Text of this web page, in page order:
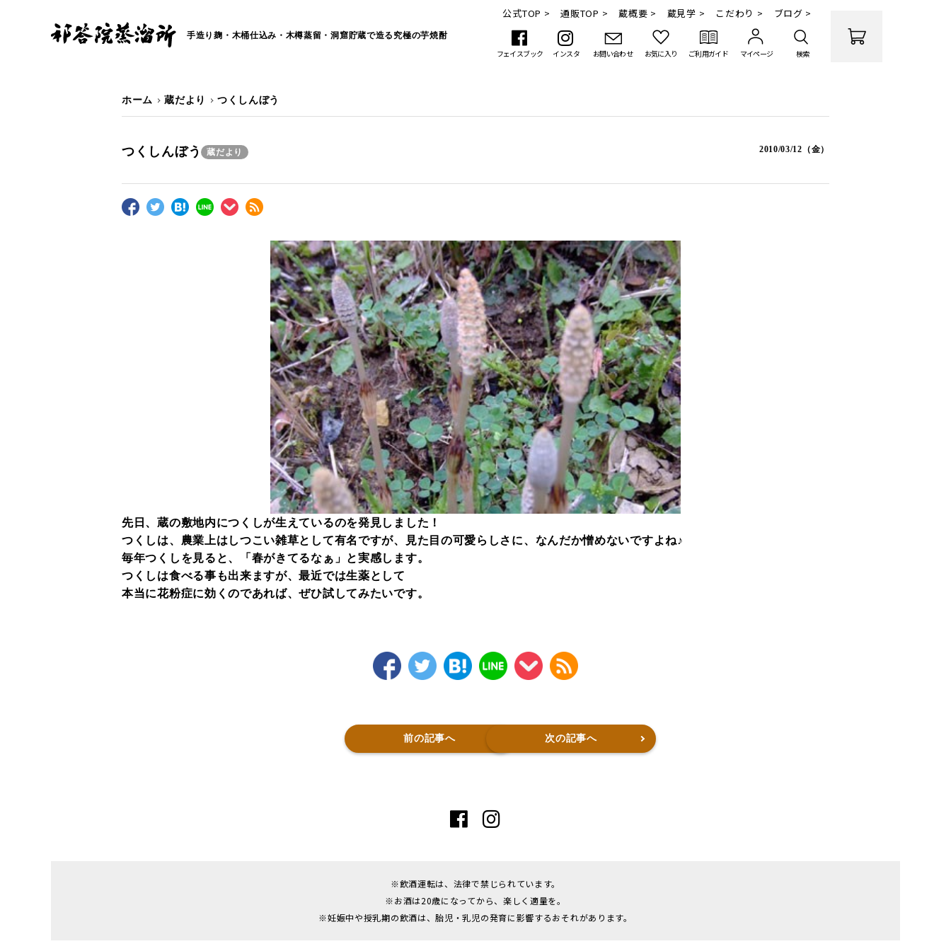
手造り麹・木桶仕込み・木樽蒸留・洞窟貯蔵で造る究極の芋焼酎
公式TOP > 通販TOP > 蔵概要 > 蔵見学 > こだわり > ブログ >
フェイスブック インスタ お問い合わせ お気に入り ご利用ガイド マイページ 検索
ホーム 蔵だより つくしんぼう
つくしんぼう 2010/03/12（金）
蔵だより
先日、蔵の敷地内につくしが生えているのを発見しました！
つくしは、農業上はしつこい雑草として有名ですが、見た目の可愛らしさに、なんだか憎めないですよね♪
毎年つくしを見ると、「春がきてるなぁ」と実感します。
つくしは食べる事も出来ますが、最近では生薬として
本当に花粉症に効くのであれば、ぜひ試してみたいです。
前の記事へ 次の記事へ
※飲酒運転は、法律で禁じられています。
※お酒は20歳になってから、楽しく適量を。
※妊娠中や授乳期の飲酒は、胎児・乳児の発育に影響するおそれがあります。